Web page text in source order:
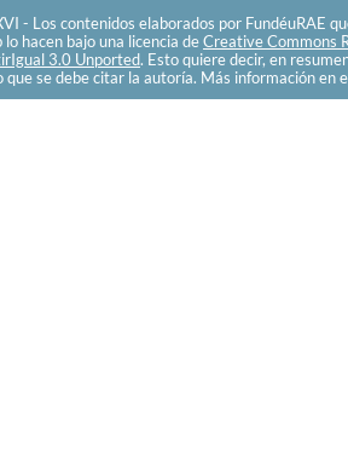
- Los contenidos elaborados por FundéuRAE
lo hacen bajo una licencia de Creative Commons
3.0 Unported. Esto quiere decir, en
se debe citar la autoría. Más información en